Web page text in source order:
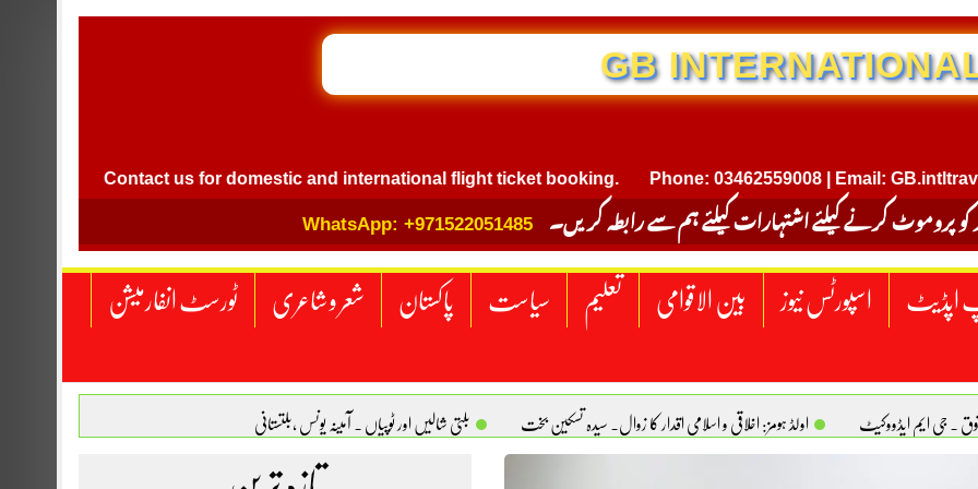
GB INTERNATIONAL TRAVEL
Contact us for domestic and international flight ticket booking. Phone: 03462559008 | Email:
کو پروموٹ کرنے کیلئے اشتہارات کیلئے ہم سے رابطہ کریں۔ WhatsApp: +971522051485
اپڈیٹ اسپورٹس نیوز بین الاقوامی تعلیم سیاست پاکستان شعر و شاعری ٹورسٹ انفارمیشن
. جی ایم ایڈووکیٹ اولڈ ہومز: اخلاقی و اسلامی اقدار کا زوال. سیدہ تسکین بخت بلتی شالیں اور ٹوپیاں . آمینہ یونس ،بلتستانی